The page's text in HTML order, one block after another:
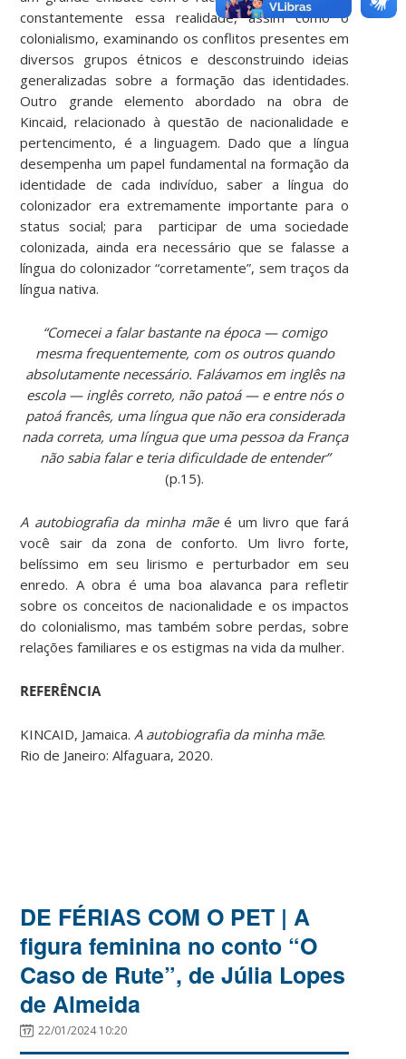
constantemente essa realidade, assim como o
colonialismo, examinando os conflitos presentes em
diversos grupos étnicos e desconstruindo ideias
generalizadas sobre a formação das identidades.
Outro grande elemento abordado na obra de
Kincaid, relacionado à questão de nacionalidade e
pertencimento, é a linguagem. Dado que a língua
desempenha um papel fundamental na formação da
identidade de cada indivíduo, saber a língua do
colonizador era extremamente importante para o
status social; para participar de uma sociedade
colonizada, ainda era necessário que se falasse a
língua do colonizador “corretamente”, sem traços da
língua nativa.
“Comecei a falar bastante na época — comigo
mesma frequentemente, com os outros quando
absolutamente necessário. Falávamos em inglês na
escola — inglês correto, não patoá — e entre nós o
patoá francês, uma língua que não era considerada
nada correta, uma língua que uma pessoa da França
não sabia falar e teria dificuldade de entender”
(p.15).
A autobiografia da minha mãeé um livro que fará
você sair da zona de conforto. Um livro forte,
belíssimo em seu lirismo e perturbador em seu
enredo. A obra é uma boa alavanca para refletir
sobre os conceitos de nacionalidade e os impactos
do colonialismo, mas também sobre perdas, sobre
relações familiares e os estigmas na vida da mulher.
REFERÊNCIA
KINCAID, Jamaica. A autobiografia da minha mãe.
Rio de Janeiro: Alfaguara, 2020.
DE FÉRIAS COM O PET | A
figura feminina no conto “O
Caso de Rute”, de Júlia Lopes
de Almeida
22/01/2024 10:20